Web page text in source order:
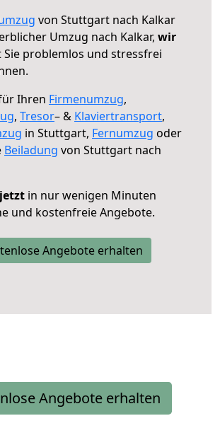
von Stuttgart nach Kalkar
Umzug nach Kalkar, wir
Sie problemlos und stressfrei
Ihren Firmenumzug,
, Tresor– & Klaviertransport,
in Stuttgart, Fernumzug oder
Beiladung von Stuttgart nach
in nur wenigen Minuten
und kostenfreie Angebote.
Angebote erhalten
Angebote erhalten